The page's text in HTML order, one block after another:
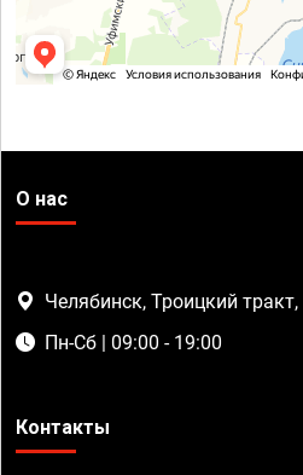
О нас
Челябинск, Троицкий
Пн-Сб | 09:00 - 19:00
Контакты